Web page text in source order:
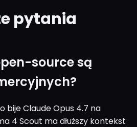
pytania
source są
bije Claude Opus 4.7 na
4 Scout ma dłuższy kontekst